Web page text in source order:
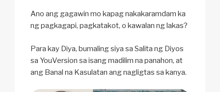
Ano ang gagawin mo kapag nakakaramdam ka
ng pagkagapi, pagkatakot, o kawalan ng lakas?
Para kay Diya, bumaling siya sa Salita ng Diyos
sa YouVersion sa isang madilim na panahon, at
ang Banal na Kasulatan ang nagligtas sa kanya.